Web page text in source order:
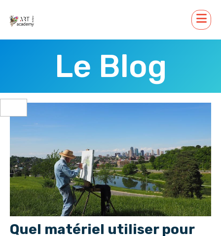
Le Blog
Quel matériel utiliser pour